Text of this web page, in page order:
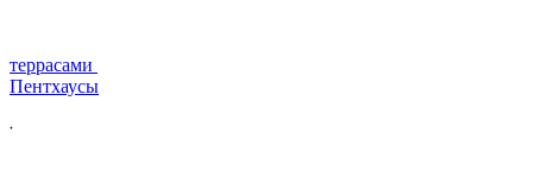
террасами
Пентхаусы